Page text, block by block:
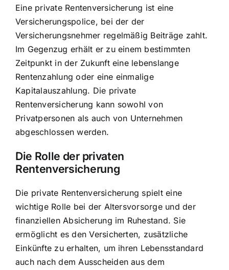
Eine private Rentenversicherung ist eine
Versicherungspolice, bei der der
Versicherungsnehmer regelmäßig Beiträge zahlt.
Im Gegenzug erhält er zu einem bestimmten
Zeitpunkt in der Zukunft eine lebenslange
Rentenzahlung oder eine einmalige
Kapitalauszahlung. Die private
Rentenversicherung kann sowohl von
Privatpersonen als auch von Unternehmen
abgeschlossen werden.
Die Rolle der privaten
Rentenversicherung
Die private Rentenversicherung spielt eine
wichtige Rolle bei der Altersvorsorge und der
finanziellen Absicherung im Ruhestand. Sie
ermöglicht es den Versicherten, zusätzliche
Einkünfte zu erhalten, um ihren Lebensstandard
auch nach dem Ausscheiden aus dem